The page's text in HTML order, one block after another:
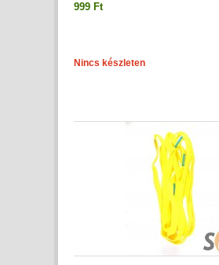
999 Ft
Nincs készleten